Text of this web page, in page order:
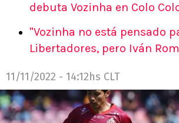
debuta Vozinha en Colo
"Vozinha no está pensado
Libertadores, pero Iván
11/11/2022 - 14:12hs CLT